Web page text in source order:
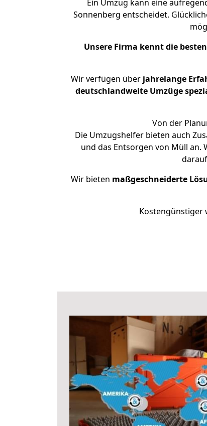
Ein Umzug kann eine
Sonnenberg entscheidet.
Unsere Firma kennt die
Wir verfügen über jahrelange
deutschlandweite Umzüge
Von der
Die Umzugshelfer bieten auch
und das Entsorgen von Müll an.
Wir bieten maßgeschneiderte
Kostengünstiger